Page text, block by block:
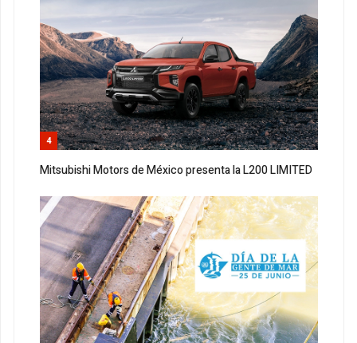
4
Mitsubishi Motors de México presenta la L200 LIMITED